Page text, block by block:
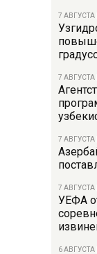
7 АВГУСТА
7 АВГУСТА
7 АВГУСТА
7 АВГУСТА
УЕФА
6 АВГУСТА